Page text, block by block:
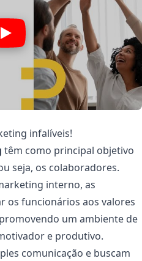
infalíveis!
têm como principal objetivo
seja, os colaboradores.
interno, as
os funcionários aos valores
um ambiente de
e produtivo.
comunicação e buscam